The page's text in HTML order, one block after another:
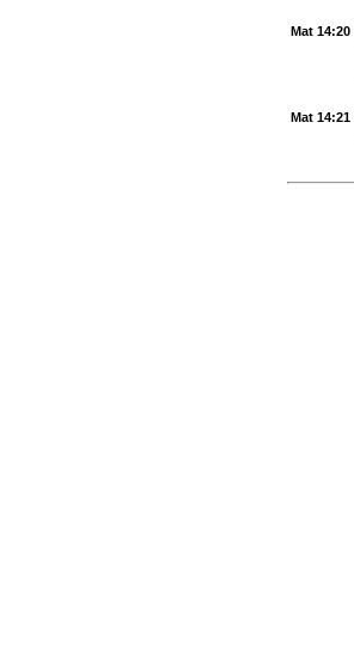
Mat 14:20
Mat 14:21